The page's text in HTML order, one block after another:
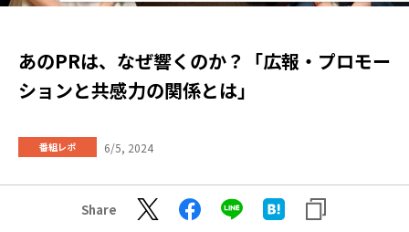
あのPRは、なぜ響くのか？「広報・プロモー
ションと共感力の関係とは」
番組レポ 6/5, 2024
Share